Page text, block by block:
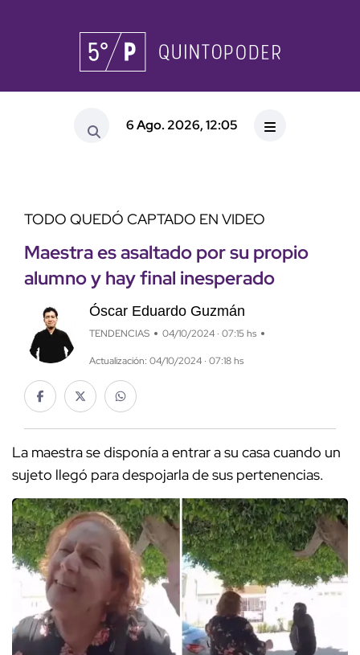
6 Ago. 2026, 12:05
TODO QUEDÓ CAPTADO EN VIDEO
Maestra es asaltado por su propio
alumno y hay final inesperado
Óscar Eduardo Guzmán
TENDENCIAS 04/10/2024 · 07:15 hs
Actualización: 04/10/2024 · 07:18 hs
La maestra se disponía a entrar a su casa cuando un
sujeto llegó para despojarla de sus pertenencias.